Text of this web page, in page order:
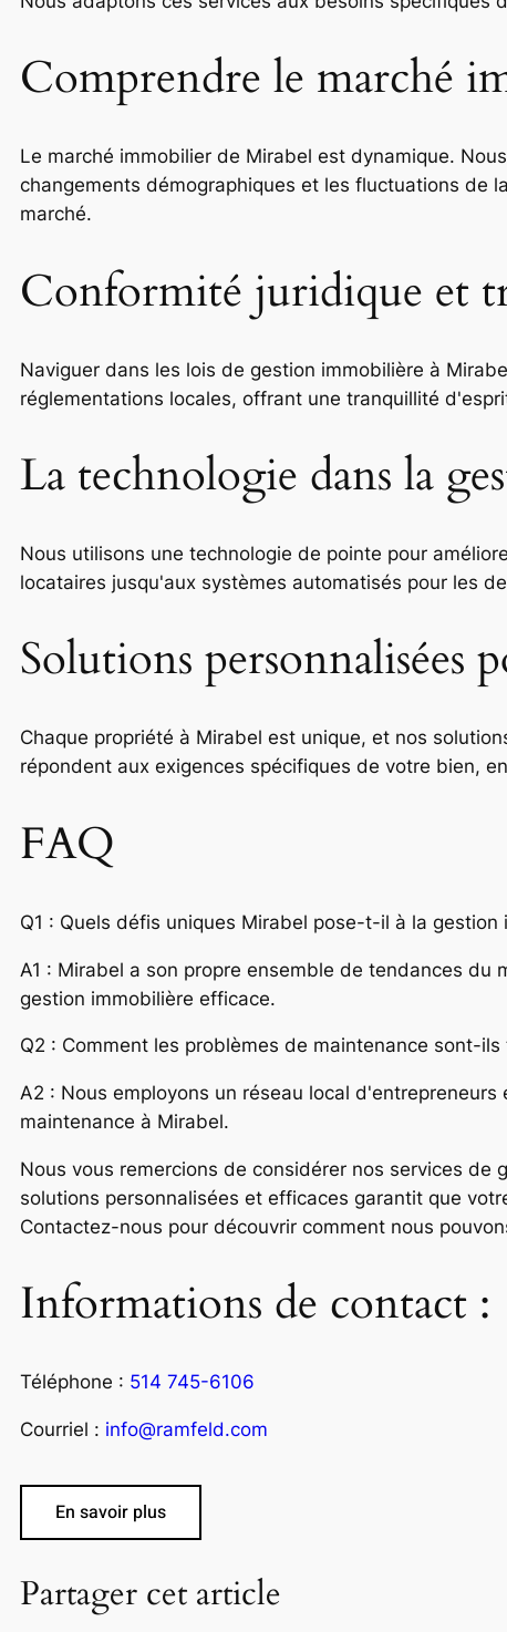
Comprendre le marché
Le marché immobilier de Mirabel est dynamique.
changements démographiques et les fluctuations de
marché.
Conformité juridique et
Naviguer dans les lois de gestion immobilière à
réglementations locales, offrant une tranquillité
La technologie dans la
Nous utilisons une technologie de pointe pour
locataires jusqu'aux systèmes automatisés pour les
Solutions personnalisées
Chaque propriété à Mirabel est unique, et nos
répondent aux exigences spécifiques de votre bien,
FAQ
Q1 : Quels défis uniques Mirabel pose-t-il à la gestion
A1 : Mirabel a son propre ensemble de tendances
gestion immobilière efficace.
Q2 : Comment les problèmes de maintenance sont-
A2 : Nous employons un réseau local
maintenance à Mirabel.
Nous vous remercions de considérer nos services
solutions personnalisées et efficaces garantit que
Contactez-nous pour découvrir comment nous
Informations de contact :
Téléphone : 514 745-6106
Courriel : info@ramfeld.com
En savoir plus
Partager cet article